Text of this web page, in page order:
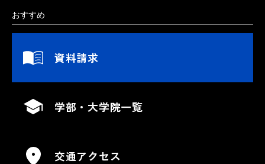
おすすめ
資料請求
学部・大学院一覧
交通アクセス